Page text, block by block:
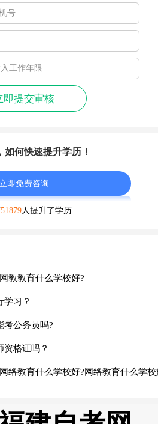
即提交审核
如何快速提升学历！
立即免费咨询
51879人提升了学历
教教育什么学校好?
学习？
考公务员吗?
资格证吗？
络教育什么学校好?网络教育什么学